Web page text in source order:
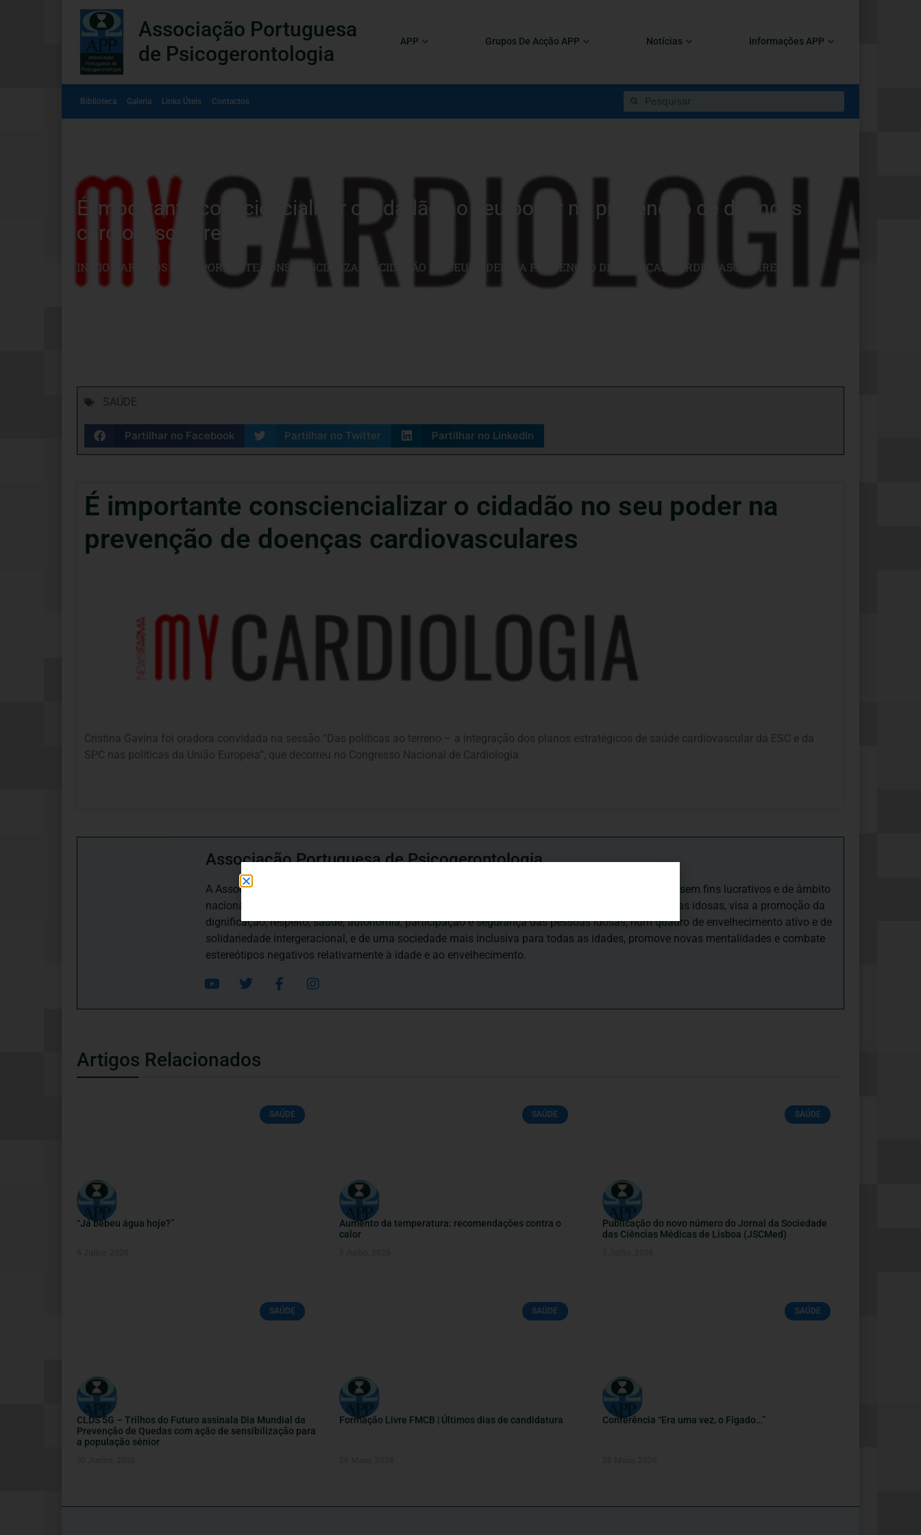
Associação Portuguesa
de Psicogerontologia
APP Grupos De Acção APP Notícias Informações APP
Biblioteca Galeria Links Úteis Contactos
É importante consciencializar o cidadão no seu poder na prevenção de doenças
cardiovasculares
INÍCIO ARTIGOS É IMPORTANTE CONSCIENCIALIZAR O CIDADÃO NO SEU PODER NA PREVENÇÃO DE DOENÇAS CARDIOVASCULARES
SAÚDE
Partilhar no Facebook Partilhar no Twitter Partilhar no LinkedIn
É importante consciencializar o cidadão no seu poder na
prevenção de doenças cardiovasculares
Cristina Gavina foi oradora convidada na sessão “Das políticas ao terreno – a integração dos planos estratégicos de saúde cardiovascular da ESC e da
SPC nas políticas da União Europeia”, que decorreu no Congresso Nacional de Cardiologia.
Associação Portuguesa de Psicogerontologia
A Associação Portuguesa de Psicogerontologia-APP, Instituição Particular de Solidariedade Social sem fins lucrativos e de âmbito
nacional, dedica-se às questões biopsicológicas e sociais inerentes ao envelhecimento e às pessoas idosas, visa a promoção da
dignificação, respeito, saúde, autonomia, participação e segurança das pessoas idosas, num quadro de envelhecimento ativo e de
solidariedade intergeracional, e de uma sociedade mais inclusiva para todas as idades, promove novas mentalidades e combate
estereótipos negativos relativamente à idade e ao envelhecimento.
Artigos Relacionados
SAÚDE
“Já bebeu água hoje?”
SAÚDE
Aumento da temperatura: recomendações contra o
calor
SAÚDE
Publicação do novo número do Jornal da Sociedade
das Ciências Médicas de Lisboa (JSCMed)
SAÚDE
CLDS 5G – Trilhos do Futuro assinala Dia Mundial da
Prevenção de Quedas com ação de sensibilização para
a população sénior
SAÚDE
Formação Livre FMCB | Últimos dias de candidatura
SAÚDE
Conferência “Era uma vez, o Fígado…”